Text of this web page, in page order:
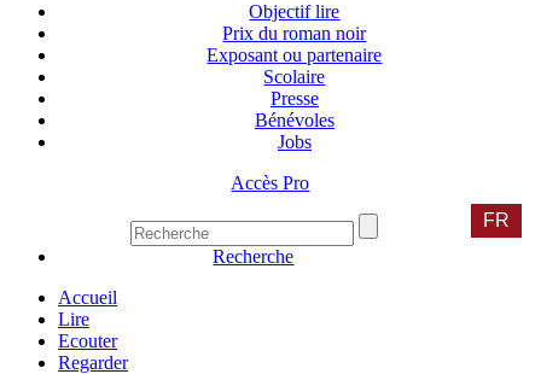
Objectif lire
Prix du roman noir
Exposant ou partenaire
Scolaire
Presse
Bénévoles
Jobs
Accès Pro
FR
Recherche
Accueil
Lire
Ecouter
Regarder